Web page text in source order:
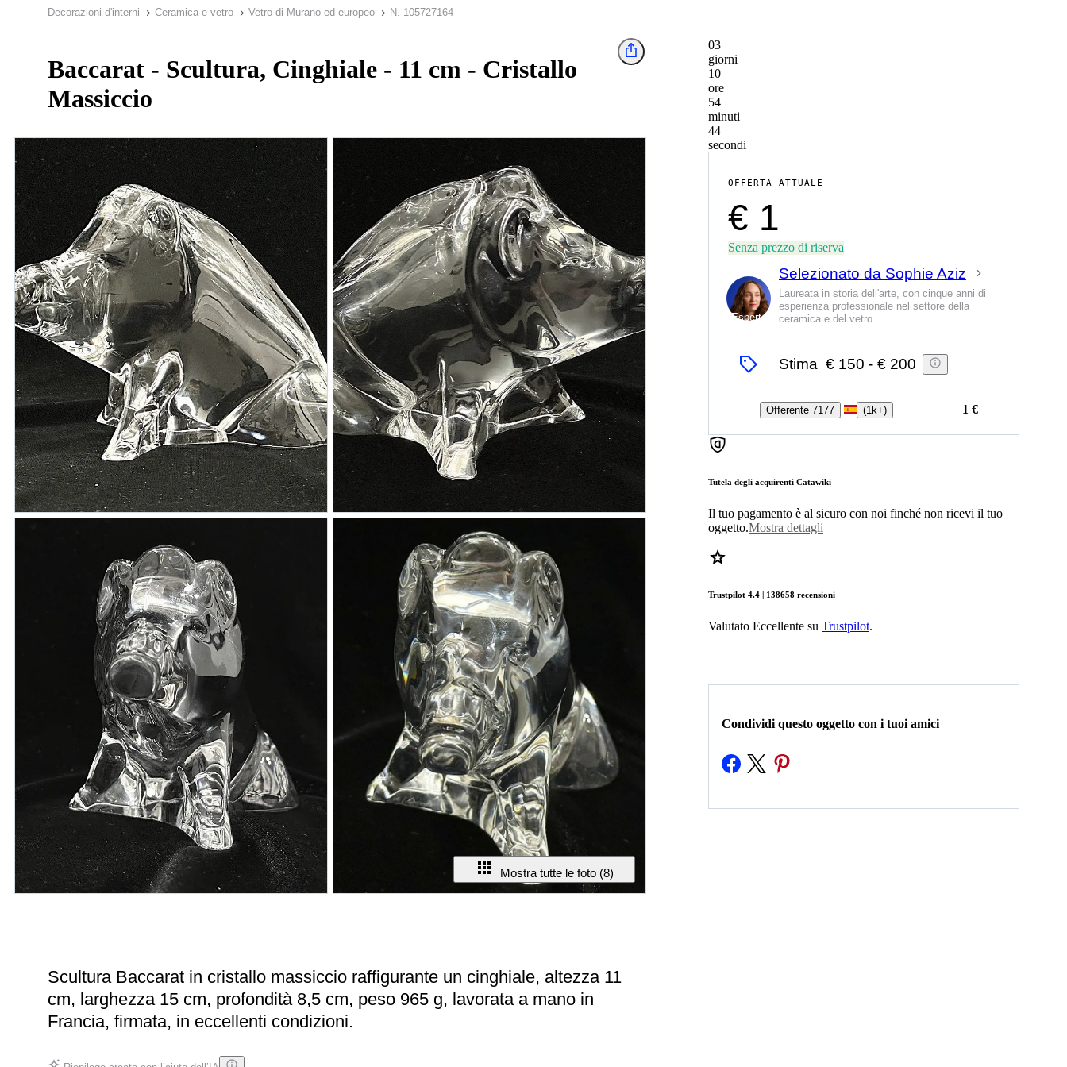
Decorazioni d'interni Ceramica e vetro Vetro di Murano ed europeo N. 105727164
Baccarat - Scultura, Cinghiale - 11 cm - Cristallo
Massiccio
Mostra tutte le foto (8)
03
giorni
10
ore
54
minuti
44
secondi
OFFERTA ATTUALE
€ 1
Senza prezzo di riserva
Esperto
Selezionato da Sophie Aziz
Laureata in storia dell'arte, con cinque anni di
esperienza professionale nel settore della
ceramica e del vetro.
Stima € 150 - € 200
Offerente 7177 (1k+) 1 €
Tutela degli acquirenti Catawiki
Il tuo pagamento è al sicuro con noi finché non ricevi il tuo
oggetto.Mostra dettagli
Trustpilot 4.4 | 138658 recensioni
Valutato Eccellente su Trustpilot.
Condividi questo oggetto con i tuoi amici
Scultura Baccarat in cristallo massiccio raffigurante un cinghiale, altezza 11
cm, larghezza 15 cm, profondità 8,5 cm, peso 965 g, lavorata a mano in
Francia, firmata, in eccellenti condizioni.